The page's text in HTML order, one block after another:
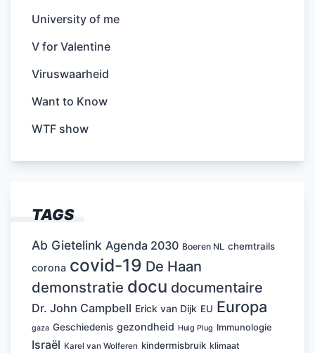
University of me
V for Valentine
Viruswaarheid
Want to Know
WTF show
TAGS
Ab Gietelink Agenda 2030 Boeren NL chemtrails
corona covid-19 De Haan
demonstratie docu documentaire
Dr. John Campbell Erick van Dijk EU Europa
gaza Geschiedenis gezondheid Huig Plug Immunologie
Israël Karel van Wolferen kindermisbruik klimaat